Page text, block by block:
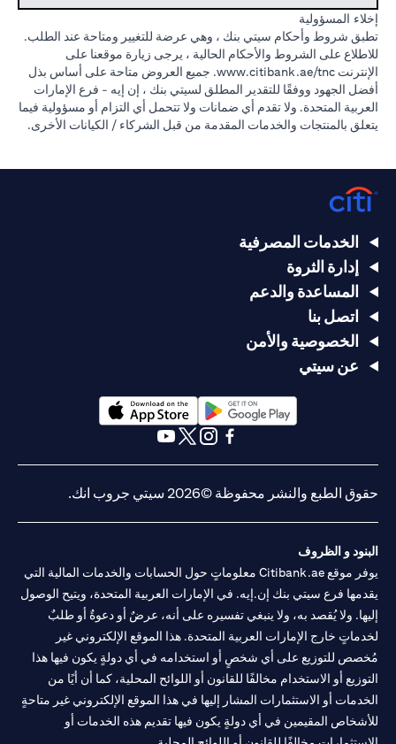
إخلاء المسؤولية
تطبق شروط وأحكام سيتي بنك ، وهي عرضة للتغيير ومتاحة عند الطلب.
للاطلاع على الشروط والأحكام الحالية ، يرجى زيارة موقعنا على
الإنترنت www.citibank.ae/tnc. جميع العروض متاحة على أساس بذل
أفضل الجهود ووفقًا للتقدير المطلق لسيتي بنك ، إن إيه - فرع الإمارات
العربية المتحدة. ولا تقدم أي ضمانات ولا تتحمل أي التزام أو مسؤولية فيما
يتعلق بالمنتجات والخدمات المقدمة من قبل الشركاء / الكيانات الأخرى.
الخدمات المصرفية
إدارة الثروة
المساعدة والدعم
اتصل بنا
الخصوصية والأمن
عن سيتي
(opens in a new tab)
حقوق الطبع والنشر محفوظة ©2026 سيتي جروب انك.
البنود و الظروف
يوفر موقع Citibank.ae معلوماتٍ حول الحسابات والخدمات المالية التي
يقدمها فرع سيتي بنك إن.إيه. في الإمارات العربية المتحدة، ويتيح الوصول
إليها. ولا يُقصد به، ولا ينبغي تفسيره على أنه، عرضٌ أو دعوةٌ أو طلبٌ
لخدماتٍ خارج الإمارات العربية المتحدة. هذا الموقع الإلكتروني غير
مُخصص للتوزيع على أي شخصٍ أو استخدامه في أي دولةٍ يكون فيها هذا
التوزيع أو الاستخدام مخالفًا للقانون أو اللوائح المحلية، كما أن أيًا من
الخدمات أو الاستثمارات المشار إليها في هذا الموقع الإلكتروني غير متاحةٍ
للأشخاص المقيمين في أي دولةٍ يكون فيها تقديم هذه الخدمات أو